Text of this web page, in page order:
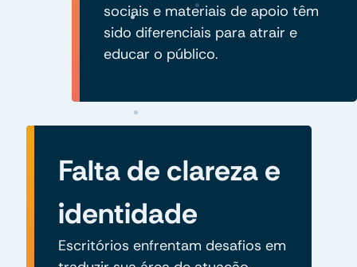
sociais e materiais de apoio têm
sido diferenciais para atrair e
educar o público.
Falta de clareza e
identidade
Escritórios enfrentam desafios em